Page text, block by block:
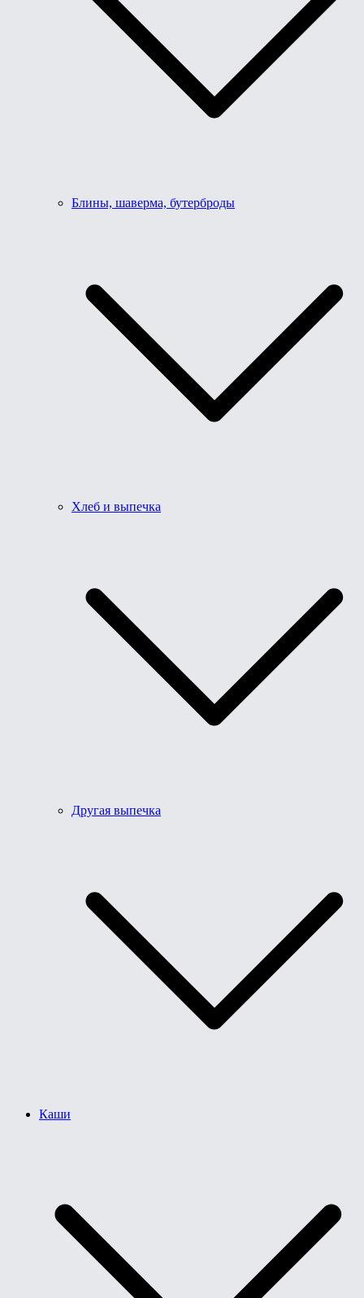
Блины, шаверма, бутерброды
Хлеб и выпечка
Другая выпечка
Каши